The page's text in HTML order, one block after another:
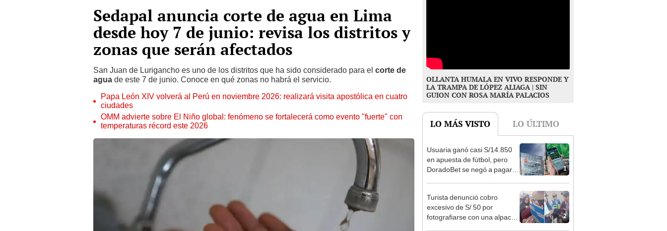
Sedapal anuncia corte de agua en Lima
desde hoy 7 de junio: revisa los distritos y
zonas que serán afectados
San Juan de Lurigancho es uno de los distritos que ha sido considerado para el corte de
agua de este 7 de junio. Conoce en qué zonas no habrá el servicio.
Papa León XIV volverá al Perú en noviembre 2026: realizará visita apostólica en cuatro
ciudades
OMM advierte sobre El Niño global: fenómeno se fortalecerá como evento "fuerte" con
temperaturas récord este 2026
OLLANTA HUMALA EN VIVO RESPONDE Y
LA TRAMPA DE LÓPEZ ALIAGA | SIN
GUION CON ROSA MARÍA PALACIOS
LO MÁS VISTO LO ÚLTIMO
1
Usuaria ganó casi S/14.850
en apuesta de fútbol, pero
DoradoBet se negó a pagar:
2
Turista denunció cobro
excesivo de S/ 50 por
fotografiarse con una alpaca